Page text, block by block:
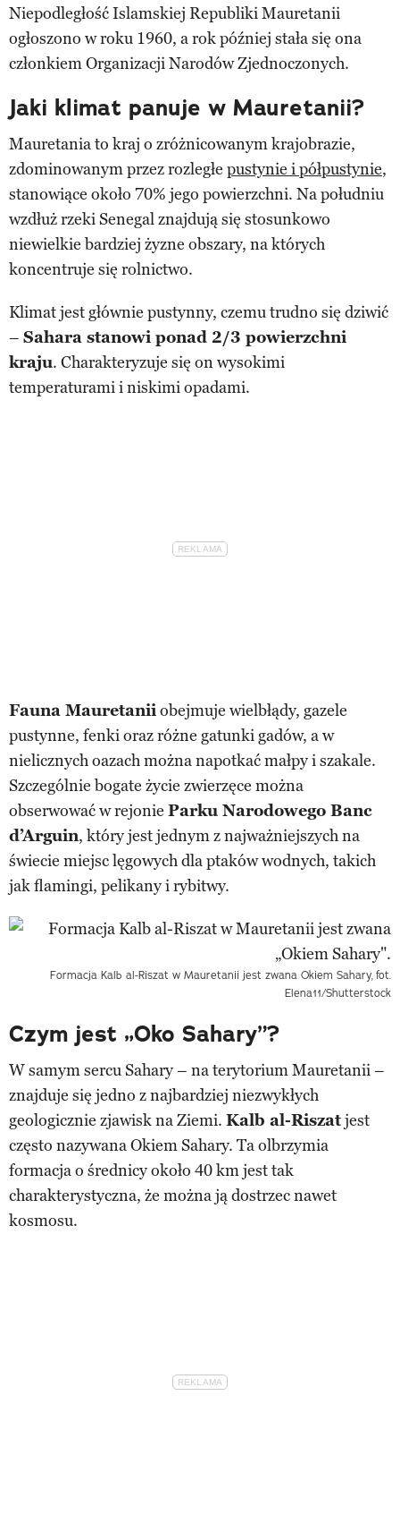
Niepodległość Islamskiej Republiki Mauretanii
ogłoszono w roku 1960, a rok później stała się ona
członkiem Organizacji Narodów Zjednoczonych.
Jaki klimat panuje w Mauretanii?
Mauretania to kraj o zróżnicowanym krajobrazie,
zdominowanym przez rozległe pustynie i półpustynie,
stanowiące około 70% jego powierzchni. Na południu
wzdłuż rzeki Senegal znajdują się stosunkowo
niewielkie bardziej żyzne obszary, na których
koncentruje się rolnictwo.
Klimat jest głównie pustynny, czemu trudno się dziwić
– Sahara stanowi ponad 2/3 powierzchni
kraju. Charakteryzuje się on wysokimi
temperaturami i niskimi opadami.
Fauna Mauretaniiobejmuje wielbłądy, gazele
pustynne, fenki oraz różne gatunki gadów, a w
nielicznych oazach można napotkać małpy i szakale.
Szczególnie bogate życie zwierzęce można
obserwować w rejonie Parku Narodowego Banc
d’Arguin, który jest jednym z najważniejszych na
świecie miejsc lęgowych dla ptaków wodnych, takich
jak flamingi, pelikany i rybitwy.
Formacja Kalb al-Riszat w Mauretanii jest zwana Okiem Sahary, fot.
Elena11/Shutterstock
Czym jest „Oko Sahary”?
W samym sercu Sahary – na terytorium Mauretanii –
znajduje się jedno z najbardziej niezwykłych
geologicznie zjawisk na Ziemi. Kalb al-Riszatjest
często nazywana Okiem Sahary. Ta olbrzymia
formacja o średnicy około 40 km jest tak
charakterystyczna, że można ją dostrzec nawet
kosmosu.